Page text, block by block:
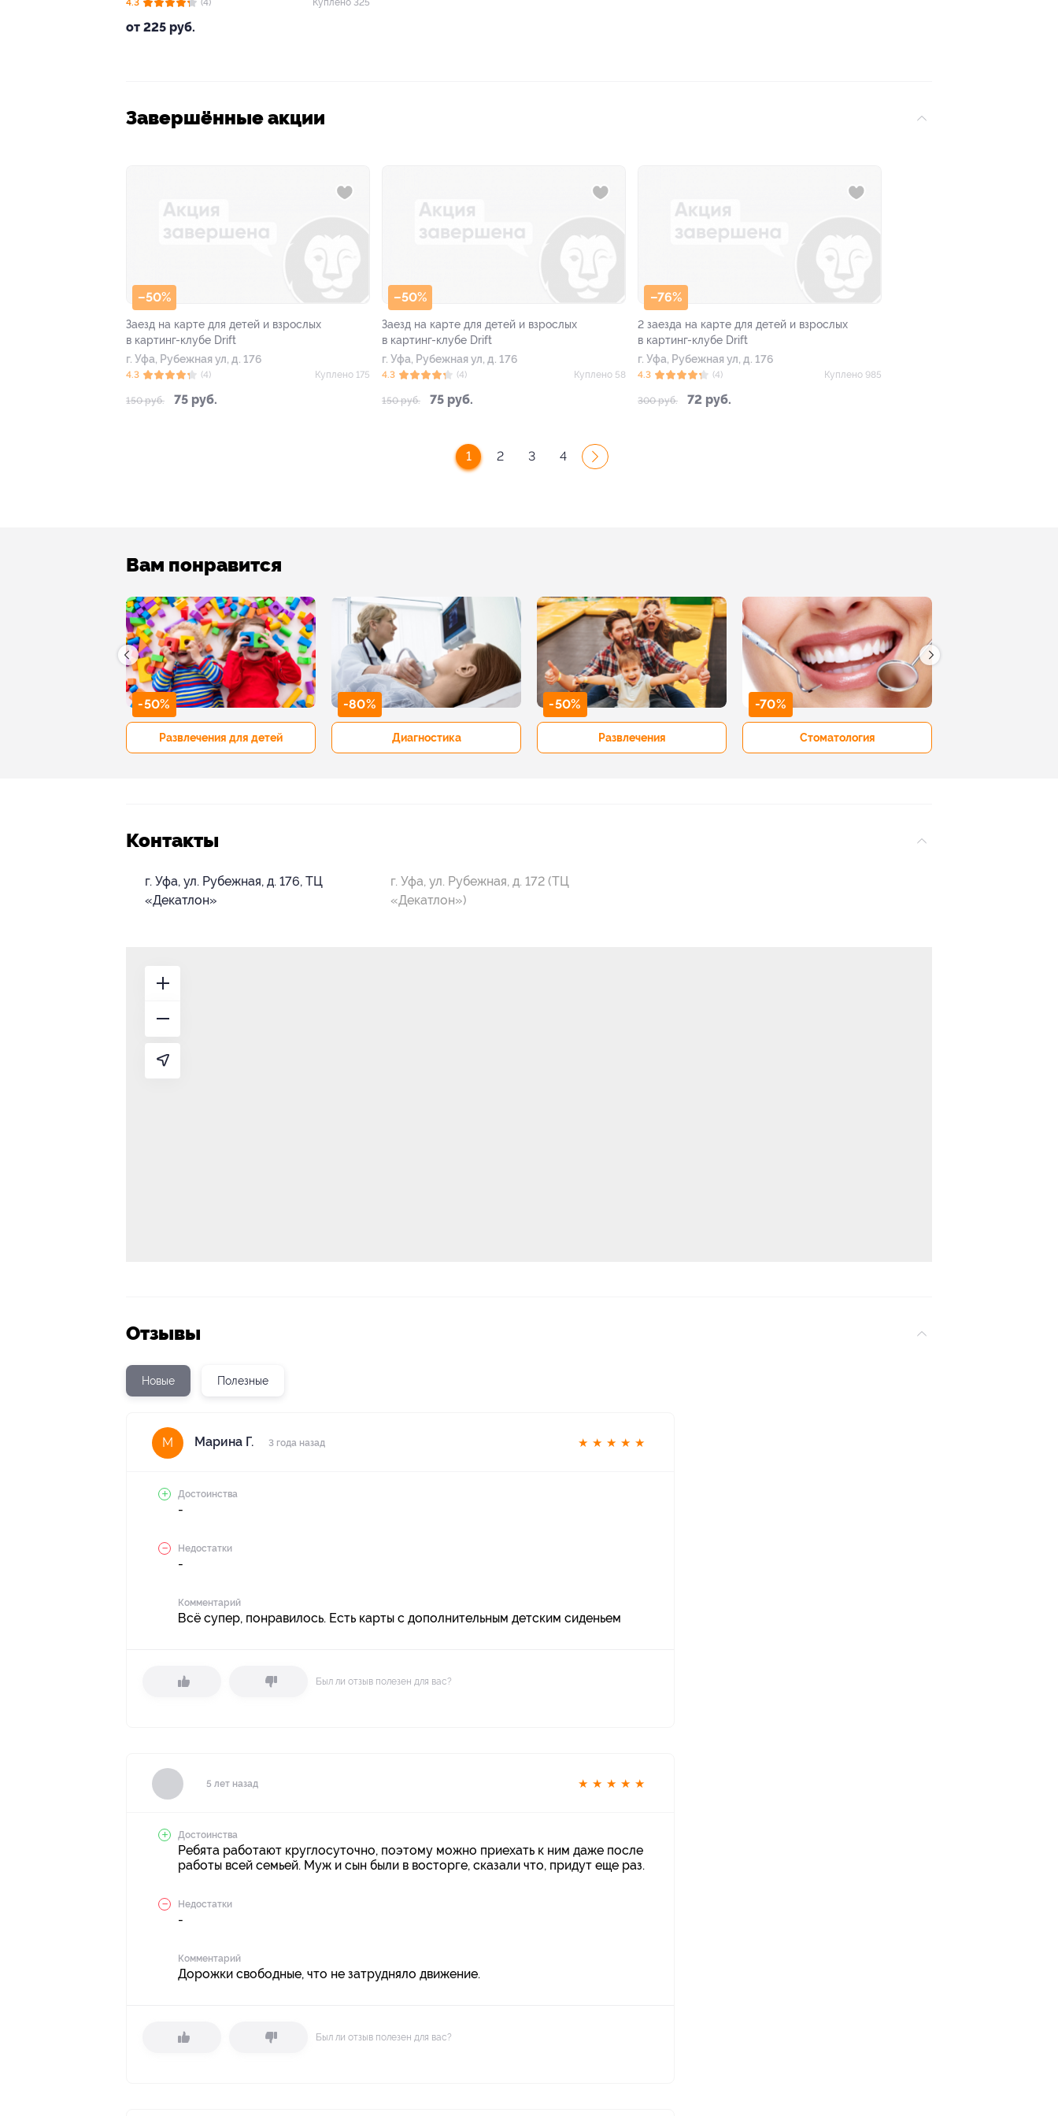
от 225 руб.
4.3 (4) Куплено 325
Завершённые акции
–50%
Заезд на карте для детей и взрослых
в картинг-клубе Drift
г. Уфа, Рубежная ул, д. 176
150 руб. 75 руб.
4.3 (4) Куплено 175
–50%
Заезд на карте для детей и взрослых
в картинг-клубе Drift
г. Уфа, Рубежная ул, д. 176
150 руб. 75 руб.
4.3 (4) Куплено 58
–76%
2 заезда на карте для детей и взрослых
в картинг-клубе Drift
г. Уфа, Рубежная ул, д. 176
300 руб. 72 руб.
4.3 (4) Куплено 985
1 2 3 4
Вам понравится
-50%
Развлечения для детей
-80%
Диагностика
-50%
Развлечения
-70%
Стоматология
Контакты
г. Уфа, ул. Рубежная, д. 176, ТЦ
«Декатлон»
г. Уфа, ул. Рубежная, д. 172 (ТЦ
«Декатлон»)
Отзывы
Новые Полезные
М Марина Г. 3 года назад ★ ★ ★ ★ ★
Достоинства
-
Недостатки
-
Комментарий
Всё супер, понравилось. Есть карты с дополнительным детским сиденьем
Был ли отзыв полезен для вас?
5 лет назад ★ ★ ★ ★ ★
Достоинства
Ребята работают круглосуточно, поэтому можно приехать к ним даже после
работы всей семьей. Муж и сын были в восторге, сказали что, придут еще раз.
Недостатки
-
Комментарий
Дорожки свободные, что не затрудняло движение.
Был ли отзыв полезен для вас?